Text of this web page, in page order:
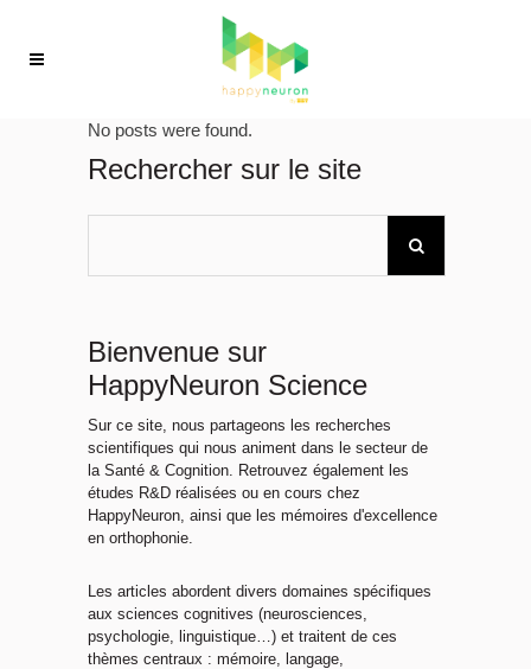
No posts were found.
Rechercher sur le site
Bienvenue sur
HappyNeuron Science
Sur ce site, nous partageons les recherches
scientifiques qui nous animent dans le secteur de
la Santé & Cognition. Retrouvez également les
études R&D réalisées ou en cours chez
HappyNeuron, ainsi que les mémoires d'excellence
en orthophonie.
Les articles abordent divers domaines spécifiques
aux sciences cognitives (neurosciences,
psychologie, linguistique…) et traitent de ces
thèmes centraux : mémoire, langage,